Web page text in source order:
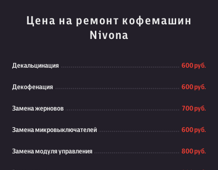
Цена на ремонт кофемашин
Nivona
Декальцинация 600 руб.
Декофенация 600 руб.
Замена жерновов 700 руб.
Замена микровыключателей 600 руб.
Замена модуля управления 800 руб.